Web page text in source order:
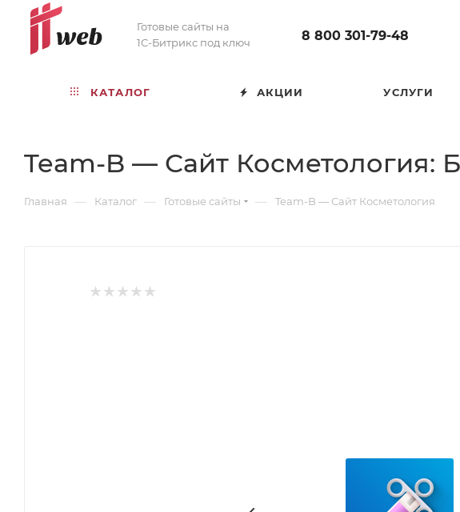
Готовые сайты на
1С-Битрикс под ключ
8 800 301-79-48
КАТАЛОГ АКЦИИ УСЛУГИ
Team-B — Сайт Косметология:
Главная — Каталог — Готовые сайты — Team-B — Сайт Косметология